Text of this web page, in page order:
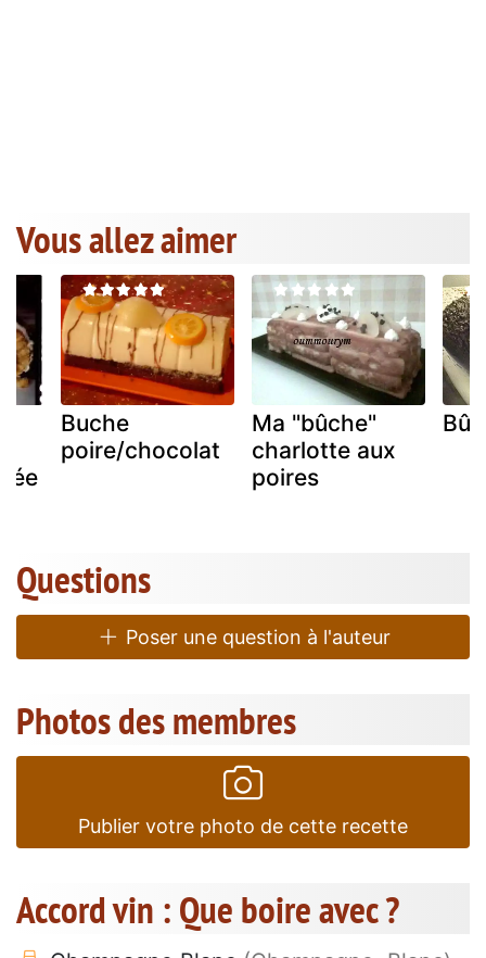
Vous allez aimer
Buche
poire/chocolat
Ma "bûche"
charlotte aux
poires
Questions
Poser une question à l'auteur
Photos des membres
Publier votre photo de cette recette
Accord vin : Que boire avec ?